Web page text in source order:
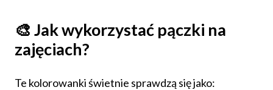
🎨 Jak wykorzystać pączki na
zajęciach?
Te kolorowanki świetnie sprawdzą się jako: